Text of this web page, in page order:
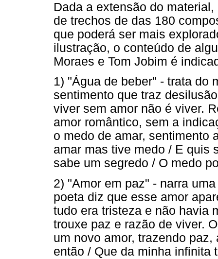
Dada a extensão do
de trechos de das 180
que poderá ser mais
ilustração, o conteúdo de
Moraes e Tom Jobim é
1) "Água de beber" - trata do
sentimento que traz
viver sem amor não é viver.
amor romântico, sem a
o medo de amar, sentimento
amar mas tive medo / E quis
sabe um segredo / O medo
2) "Amor em paz" - narra
poeta diz que esse amor
tudo era tristeza e não havia
trouxe paz e razão de viver.
um novo amor, trazendo
então / Que da minha infinita